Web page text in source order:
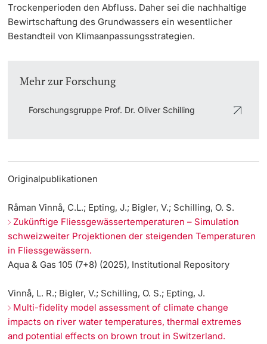
Trockenperioden den Abfluss. Daher sei die nachhaltige
Bewirtschaftung des Grundwassers ein wesentlicher
Bestandteil von Klimaanpassungsstrategien.
Mehr zur Forschung
Forschungsgruppe Prof. Dr. Oliver Schilling
Originalpublikationen
Råman Vinnå, C.L.; Epting, J.; Bigler, V.; Schilling, O. S.
Zukünftige Fliessgewässertemperaturen – Simulation
schweizweiter Projektionen der steigenden Temperaturen
in Fliessgewässern.
Aqua & Gas 105 (7+8) (2025), Institutional Repository
Vinnå, L. R.; Bigler, V.; Schilling, O. S.; Epting, J.
Multi-fidelity model assessment of climate change
impacts on river water temperatures, thermal extremes
and potential effects on brown trout in Switzerland.